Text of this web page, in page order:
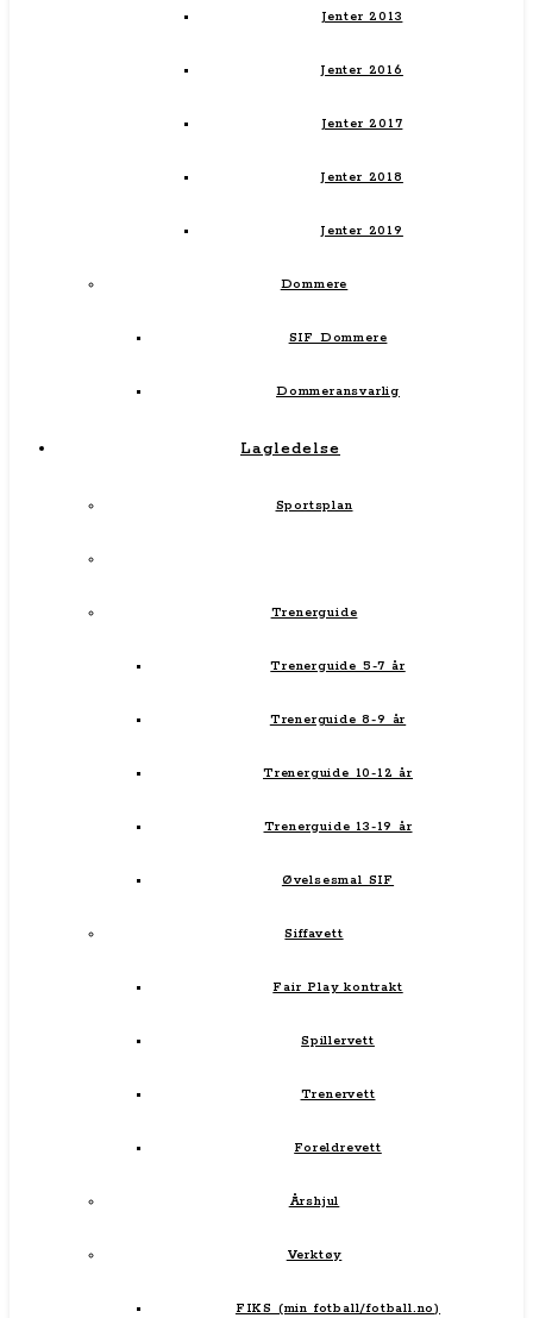
Jenter 2013
Jenter 2016
Jenter 2017
Jenter 2018
Jenter 2019
Dommere
SIF Dommere
Dommeransvarlig
Lagledelse
Sportsplan
Trenerguide
Trenerguide 5-7 år
Trenerguide 8-9 år
Trenerguide 10-12 år
Trenerguide 13-19 år
Øvelsesmal SIF
Siffavett
Fair Play kontrakt
Spillervett
Trenervett
Foreldrevett
Årshjul
Verktøy
FIKS (min fotball/fotball.no)